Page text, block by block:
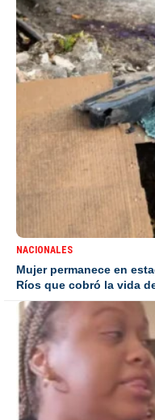
NACIONALES
Mujer permanece en
Ríos que cobró la vida